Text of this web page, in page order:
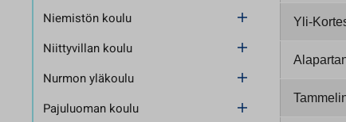
Niemistön koulu
Niittyvillan koulu
Nurmon yläkoulu
Pajuluoman koulu
Yli-